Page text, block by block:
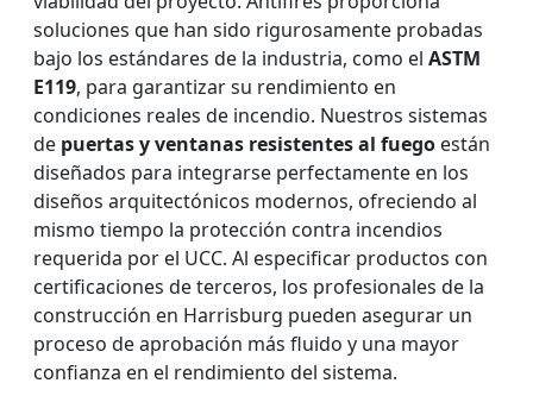
soluciones que han sido rigurosamente probadas
bajo los estándares de la industria, como el ASTM
E119, para garantizar su rendimiento en
condiciones reales de incendio. Nuestros sistemas
de puertas y ventanas resistentes al fuego están
diseñados para integrarse perfectamente en los
diseños arquitectónicos modernos, ofreciendo al
mismo tiempo la protección contra incendios
requerida por el UCC. Al especificar productos con
certificaciones de terceros, los profesionales de la
construcción en Harrisburg pueden asegurar un
proceso de aprobación más fluido y una mayor
confianza en el rendimiento del sistema.